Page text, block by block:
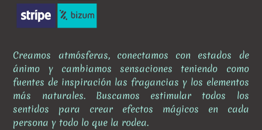
Creamos atmósferas, conectamos con estados de
ánimo y cambiamos sensaciones teniendo como
fuentes de inspiración las fragancias y los elementos
más naturales. Buscamos estimular todos los
sentidos para crear efectos mágicos en cada
persona y todo lo que la rodea.